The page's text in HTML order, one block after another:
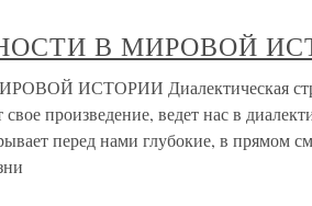
В МИРОВОЙ
ИСТОРИИ Диалектическая
произведение, ведет нас в
перед нами глубокие, в прямом